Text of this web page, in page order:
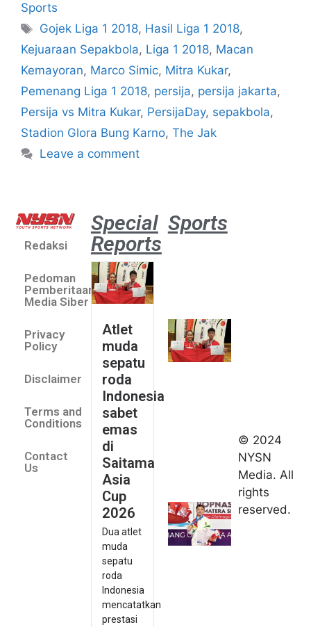
Sports
Gojek Liga 1 2018, Hasil Liga 1 2018,
Kejuaraan Sepakbola, Liga 1 2018, Macan
Kemayoran, Marco Simic, Mitra Kukar,
Pemenang Liga 1 2018, persija, persija jakarta,
Persija vs Mitra Kukar, PersijaDay, sepakbola,
Stadion Glora Bung Karno, The Jak
Leave a comment
Redaksi
Pedoman
Pemberitaan
Media Siber
Privacy
Policy
Disclaimer
Terms and
Conditions
Contact
Us
Special
Reports
Atlet
muda
sepatu
roda
Indonesia
sabet
emas
di
Saitama
Asia
Cup
2026
Dua atlet
muda
sepatu
roda
Indonesia
mencatatkan
prestasi
Sports
2026
Indonesia
kirim tiga
lifter
muda ke
Kejuaraan
© 2024
NYSN
Media. All
rights
reserved.